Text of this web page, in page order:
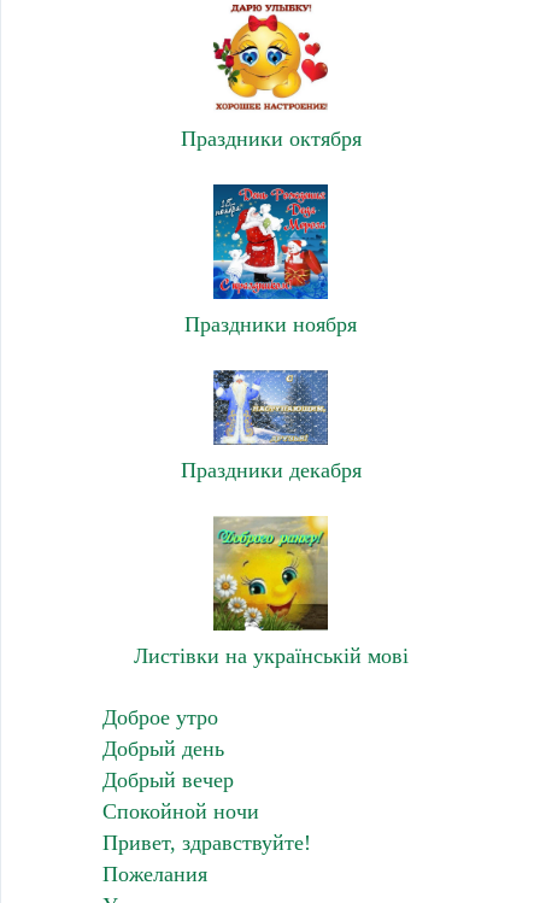
Праздники октября
Праздники ноября
Праздники декабря
Листівки на українській мові
Доброе утро
Добрый день
Добрый вечер
Спокойной ночи
Привет, здравствуйте!
Пожелания